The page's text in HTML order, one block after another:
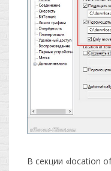
В секции «location